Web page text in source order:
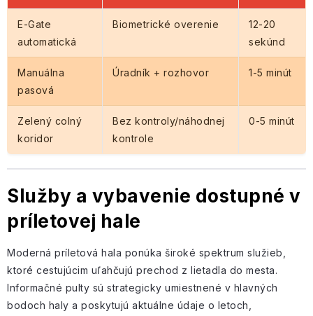
E-Gate
automatická
Biometrické overenie
12-20
sekúnd
Manuálna
pasová
Úradník + rozhovor 1-5 minút
Zelený colný
koridor
Bez kontroly/náhodnej
kontrole
0-5 minút
Služby a vybavenie dostupné v
príletovej hale
Moderná príletová hala ponúka široké spektrum služieb,
ktoré cestujúcim uľahčujú prechod z lietadla do mesta.
Informačné pulty sú strategicky umiestnené v hlavných
bodoch haly a poskytujú aktuálne údaje o letoch,